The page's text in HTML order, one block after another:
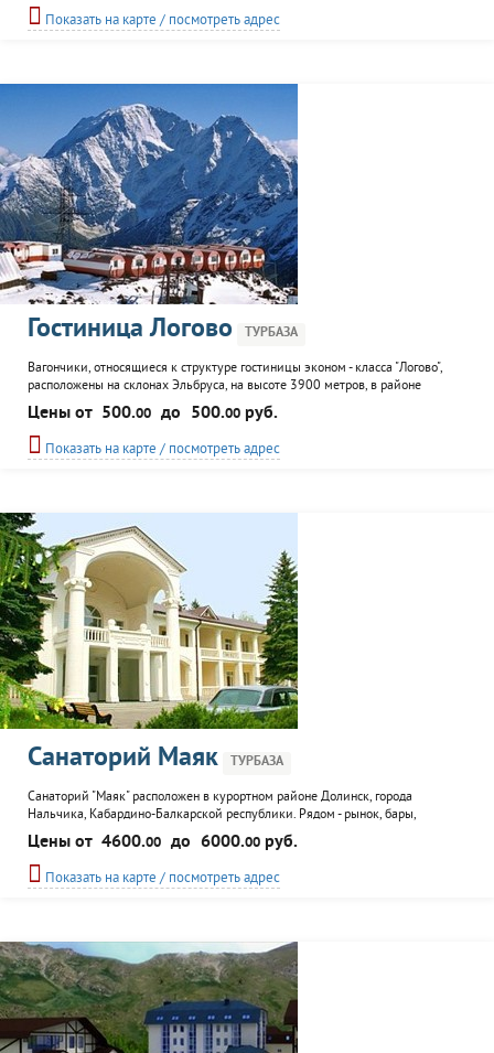
этаже; и вагончики с электроотоплением и электрической плитой в номере.
Полупансион...
Показать на карте / посмотреть адрес
Гостиница Логово ТУРБАЗА
Вагончики, относящиеся к структуре гостиницы эконом - класса "Логово",
расположены на склонах Эльбруса, на высоте 3900 метров, в районе
ущелья Азау. Любителям гор предлагается размещение в вагончиках с
электричеством, отоплением, спутниковым TV, интернетом. На территории -
столовая, оборудованая для самостоятельного приготовления пищи.
Обеспечивается трансфер. К услугам отдыхающих
Цены от 500.00 до 500.00 руб.
Показать на карте / посмотреть адрес
Санаторий Маяк ТУРБАЗА
Санаторий "Маяк" расположен в курортном районе Долинск, города
Нальчика, Кабардино-Балкарской республики. Рядом - рынок, бары,
магазины, через дорогу - городской парк Нальчика, площадью 105 гектаров.
Гостям санатория предлагается размещение в номерах следующих
категорий: двухкомнатный "люкс" с террасой, однокомнатный "полулюкс" с
балконом, "стандарт"...
Цены от 4600.00 до 6000.00 руб.
Показать на карте / посмотреть адрес